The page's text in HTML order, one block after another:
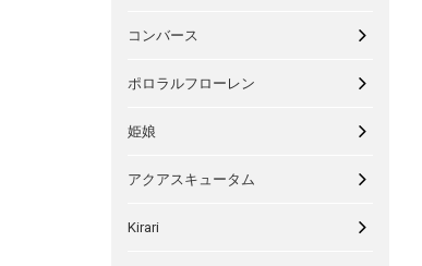
コンバース
ポロラルフローレン
姫娘
アクアスキュータム
Kirari